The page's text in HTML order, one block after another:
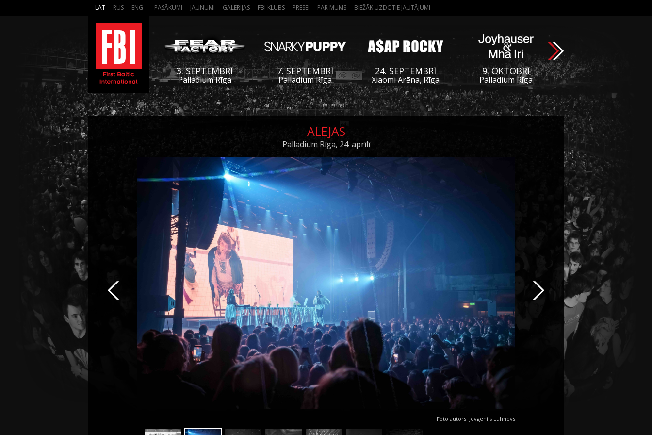
LAT RUS ENG PASĀKUMI JAUNUMI GALERIJAS FBI KLUBS PRESEI PAR MUMS BIEŽĀK UZDOTIE JAUTĀJUMI
3. SEPTEMBRĪ
Palladium Rīga
7. SEPTEMBRĪ
Palladium Rīga
24. SEPTEMBRĪ
Xiaomi Arēna, Rīga
9. OKTOBRĪ
Palladium Rīga
ALEJAS
Palladium Rīga, 24. aprīlī
Foto autors: Jevgenijs Luhnevs